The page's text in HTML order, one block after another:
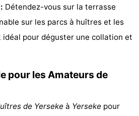
Détendez-vous sur la terrasse
sur les parcs à huîtres et les
idéal pour déguster une collation et
pour les Amateurs de
de Yerseke à Yerseke pour